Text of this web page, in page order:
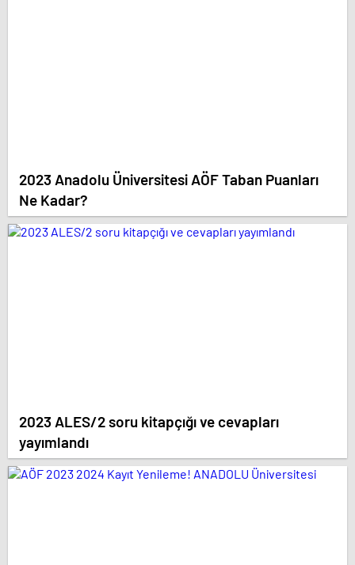
2023 Anadolu Üniversitesi AÖF Taban Puanları
Ne Kadar?
2023 ALES/2 soru kitapçığı ve cevapları
yayımlandı